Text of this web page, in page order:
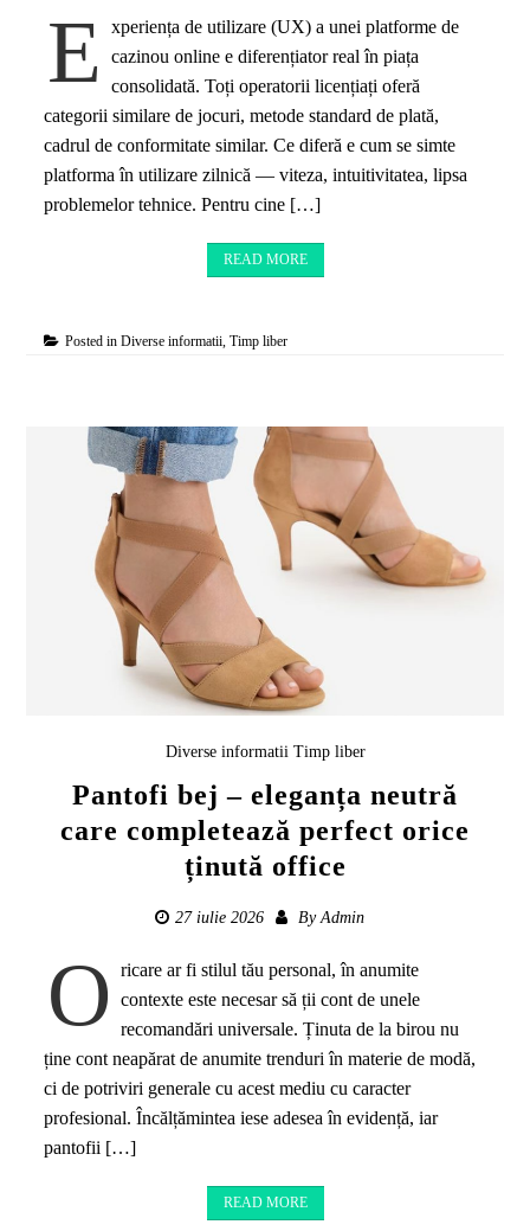
E
xperiența de utilizare (UX) a unei platforme de
cazinou online e diferențiator real în piața
consolidată. Toți operatorii licențiați oferă
categorii similare de jocuri, metode standard de plată,
cadrul de conformitate similar. Ce diferă e cum se simte
platforma în utilizare zilnică — viteza, intuitivitatea, lipsa
problemelor tehnice. Pentru cine […]
READ MORE
Posted inDiverse informatii ,Timp liber
Diverse informatii Timp liber
Pantofi bej – eleganța neutră
care completează perfect orice
ținută office
27 iulie 2026 By Admin
O
ricare ar fi stilul tău personal, în anumite
contexte este necesar să ții cont de unele
recomandări universale. Ținuta de la birou nu
ține cont neapărat de anumite trenduri în materie de modă,
ci de potriviri generale cu acest mediu cu caracter
profesional. Încălțămintea iese adesea în evidență, iar
pantofii […]
READ MORE